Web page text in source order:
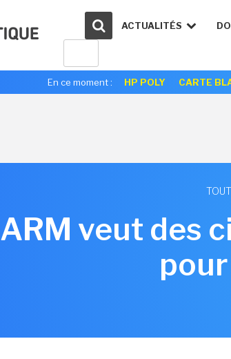
ACTUALITÉS
En ce moment : HP POLY CARTE
ARM veut des